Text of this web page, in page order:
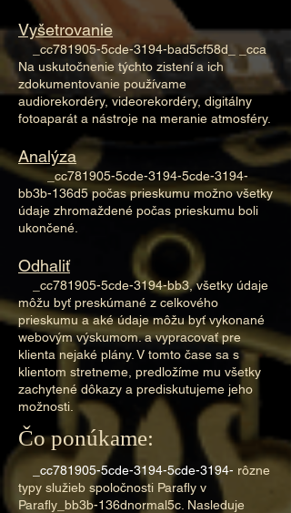
Vyšetrovanie
_cc781905-5cde-3194-bad5cf58d_ _cca
Na uskutočnenie týchto zistení a ich
zdokumentovanie používame
audiorekordéry, videorekordéry, digitálny
fotoaparát a nástroje na meranie atmosféry.
Analýza
_cc781905-5cde-3194-5cde-3194-
bb3b-136d5 počas prieskumu možno všetky
údaje zhromaždené počas prieskumu boli
ukončené.
Odhaliť
_cc781905-5cde-3194-bb3, všetky údaje
môžu byť preskúmané z celkového
prieskumu a aké údaje môžu byť vykonané
webovým výskumom. a vypracovať pre
klienta nejaké plány. V tomto čase sa s
klientom stretneme, predložíme mu všetky
zachytené dôkazy a prediskutujeme jeho
možnosti.​
Čo ponúkame:
_cc781905-5cde-3194-5cde-3194- rôzne
typy služieb spoločnosti Parafly v
Parafly_bb3b-136dnormal5c. Nasleduje